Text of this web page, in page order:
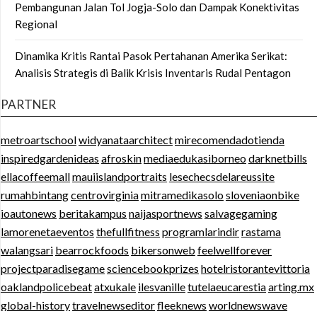
Pembangunan Jalan Tol Jogja-Solo dan Dampak Konektivitas
Regional
Dinamika Kritis Rantai Pasok Pertahanan Amerika Serikat:
Analisis Strategis di Balik Krisis Inventaris Rudal Pentagon
PARTNER
metroartschoolwidyanataarchitectmirecomendadotienda
inspiredgardenideas afroskinmediaedukasiborneodarknetbills
ellacoffeemallmauiislandportraits lesechecsdelareussite
rumahbintangcentrovirginiamitramedikasolosloveniaonbike
ioautonews beritakampus naijasportnews salvagegaming
lamorenetaeventos thefullfitness programlarindirrastama
walangsari bearrockfoods bikersonweb feelwellforever
projectparadisegamesciencebookprizes hotelristorantevittoria
oaklandpolicebeatatxukale ilesvanilletutelaeucarestiaarting.mx
global-historytravelnewseditorfleeknews worldnewswave